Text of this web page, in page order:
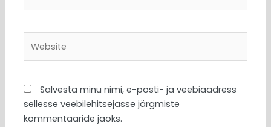
Salvesta minu nimi, e-posti- ja veebiaadress
sellesse veebilehitsejasse järgmiste
kommentaaride jaoks.